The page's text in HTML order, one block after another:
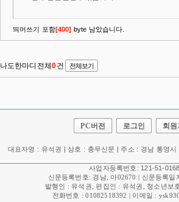
PC버전 로그인 회원
대표자명 : 유석권 | 상호 : 충무신문 | 주소 : 경남 통영시
사업자등록번호: 121-51-
신문등록번호: 경남, 아02670 | 신문등록일
발행인 : 유석권, 편집인 : 유석권, 청소년보
전화번호 : 01082518392 | 이메일 :